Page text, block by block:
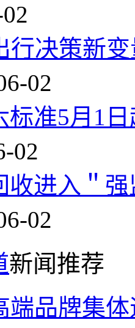
行决策新
02
标准5月1
02
收进入＂
02
新闻推荐
端品牌集